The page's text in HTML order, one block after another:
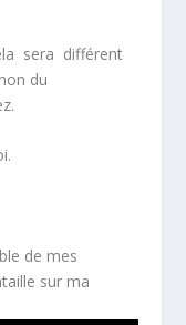
sera différent
du
de mes
sur ma